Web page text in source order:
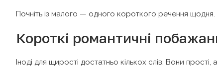
Почніть із малого — одного короткого речення
Короткі романтичні
Іноді для щирості достатньо кількох слів. Вони прості,